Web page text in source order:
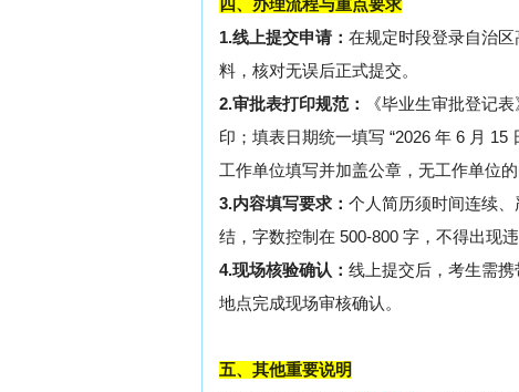
四、办理流程与重点要求
1.线上提交申请： 在规定时段登录自治
料，核对无误后正式提交。
2.审批表打印规范：
《毕业生审批登记
印；填表日期统一填写 “2026 年 6 月 15
工作单位填写并加盖公章，无工作单位
3.内容填写要求： 个人简历须时间连续
结，字数控制在 500-800 字，不得出现违
4.现场核验确认： 线上提交后，考生需携
地点完成现场审核确认。
五、其他重要说明